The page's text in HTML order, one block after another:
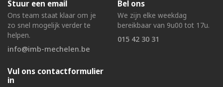
Stuur een email
Ons team staat klaar om je
zo snel mogelijk verder te
helpen.
info@imb-mechelen.be
Bel ons
We zijn elke weekdag
bereikbaar van 9u00 tot 17u.
015 42 30 31
Vul ons contactformulier
in